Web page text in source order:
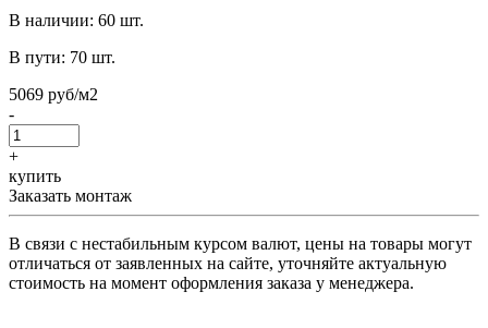
В наличии: 60 шт.
В пути: 70 шт.
5069 руб/м2
-
+
купить
Заказать монтаж
В связи с нестабильным курсом валют, цены на товары могут
отличаться от заявленных на сайте, уточняйте актуальную
стоимость на момент оформления заказа у менеджера.